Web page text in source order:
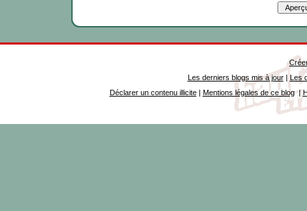
Les derniers blogs mis à jour| Les
Déclarer un contenu illicite| Mentions légales de ce blog|